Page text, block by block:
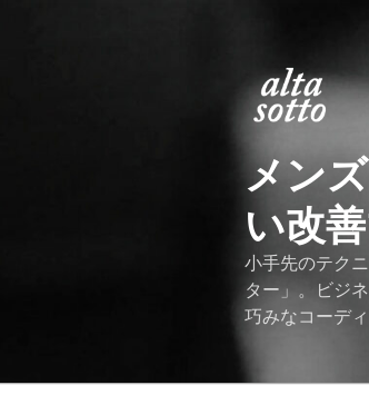
メン
い改
小手先のテク
ター」。ビジ
巧みなコーデ